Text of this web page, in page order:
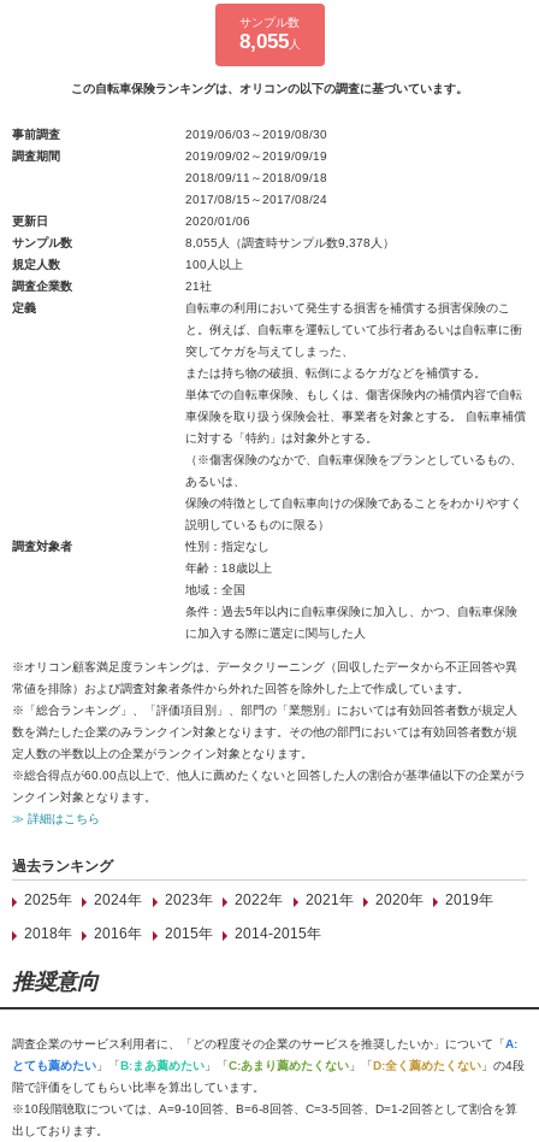
サンプル数
8,055人
この自転車保険ランキングは、オリコンの以下の調査に基づいています。
事前調査
2019/06/03～2019/08/30
調査期間
2019/09/02～2019/09/19
2018/09/11～2018/09/18
2017/08/15～2017/08/24
更新日
2020/01/06
サンプル数
8,055人（調査時サンプル数9,378人）
規定人数
100人以上
調査企業数
21社
定義
自転車の利用において発生する損害を補償する損害保険のこ
と。例えば、自転車を運転していて歩行者あるいは自転車に衝
突してケガを与えてしまった、
または持ち物の破損、転倒によるケガなどを補償する。
単体での自転車保険、もしくは、傷害保険内の補償内容で自転
車保険を取り扱う保険会社、事業者を対象とする。 自転車補償
に対する「特約」は対象外とする。
（※傷害保険のなかで、自転車保険をプランとしているもの、
あるいは、
保険の特徴として自転車向けの保険であることをわかりやすく
説明しているものに限る）
調査対象者
性別：指定なし
年齢：18歳以上
地域：全国
条件：過去5年以内に自転車保険に加入し、かつ、自転車保険
に加入する際に選定に関与した人
※オリコン顧客満足度ランキングは、データクリーニング（回収したデータから不正回答や異
常値を排除）および調査対象者条件から外れた回答を除外した上で作成しています。
※「総合ランキング」、「評価項目別」、部門の「業態別」においては有効回答者数が規定人
数を満たした企業のみランクイン対象となります。その他の部門においては有効回答者数が規
定人数の半数以上の企業がランクイン対象となります。
※総合得点が60.00点以上で、他人に薦めたくないと回答した人の割合が基準値以下の企業がラ
ンクイン対象となります。
≫ 詳細はこちら
過去ランキング
2025年
2024年 2023年 2022年 2021年 2020年
2019年
2018年
2016年 2015年 2014-2015年
推奨意向
調査企業のサービス利用者に、「どの程度その企業のサービスを推奨したいか」について「A:
とても薦めたい 」「B:まあ薦めたい 」「C:あまり薦めたくない 」「D:全く薦めたくない 」の4段
階で評価をしてもらい比率を算出しています。
※10段階聴取については、A=9-10回答、B=6-8回答、C=3-5回答、D=1-2回答として割合を算
出しております。